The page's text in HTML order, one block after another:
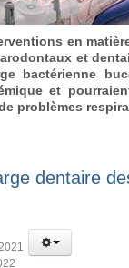
en
et
bactérienne
et
problèmes
dentaire